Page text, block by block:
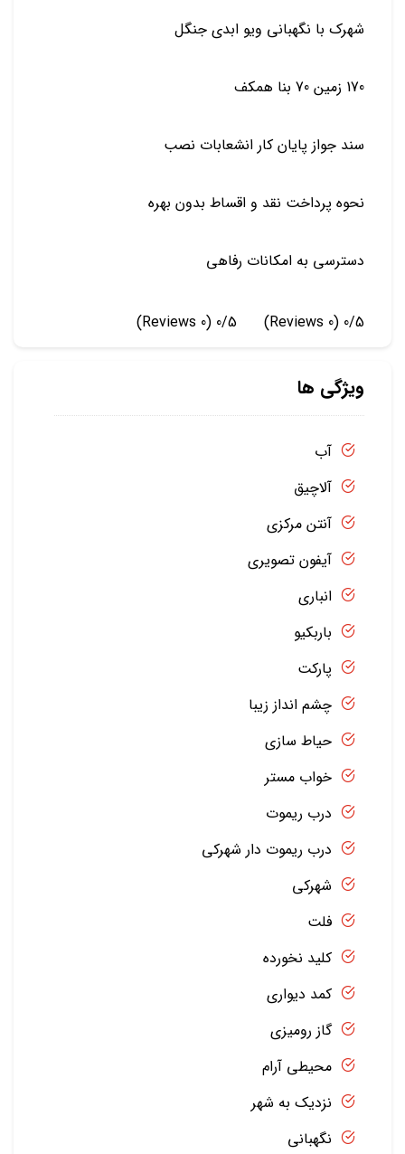
شهرک با نگهبانی ویو ابدی جنگل
170 زمین 70 بنا همکف
سند جواز پایان کار انشعابات نصب
نحوه پرداخت نقد و اقساط بدون بهره
دسترسی به امکانات رفاهی
0/5
(0 Reviews)
0/5
(0 Reviews)
ویژگی ها
آب
آلاچیق
آنتن مرکزی
آیفون تصویری
انباری
باربکیو
پارکت
چشم انداز زیبا
حیاط سازی
خواب مستر
درب ریموت
درب ریموت دار شهرکی
شهرکی
فلت
کلید نخورده
کمد دیواری
گاز رومیزی
محیطی آرام
نزدیک به شهر
نگهبانی